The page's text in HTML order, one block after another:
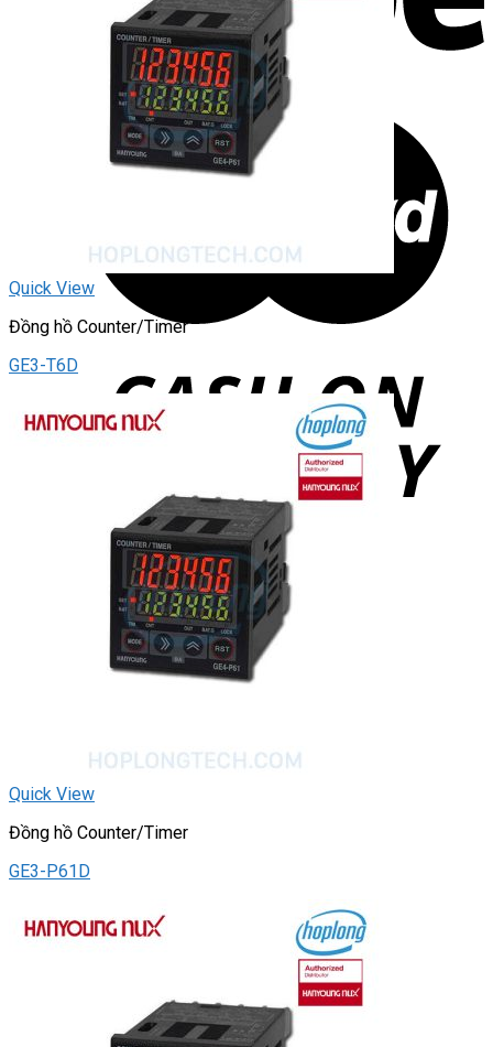
Quick View
Đồng hồ Counter/Timer
GE3-T6D
Quick View
Đồng hồ Counter/Timer
GE3-P61D